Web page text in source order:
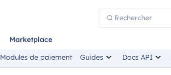
Marketplace
Modules de paiement Guides Docs API